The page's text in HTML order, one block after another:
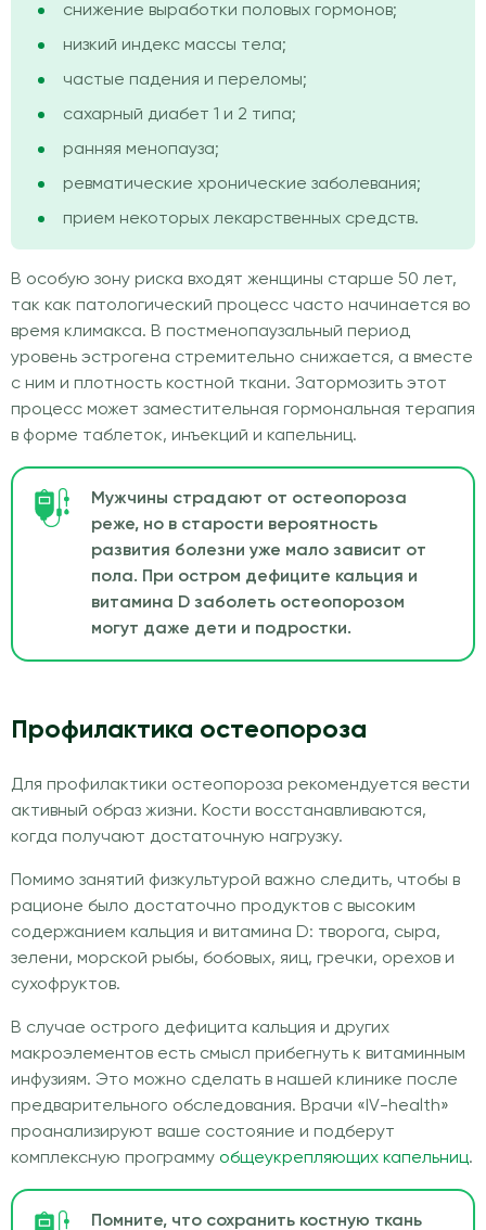
снижение выработки половых гормонов;
низкий индекс массы тела;
частые падения и переломы;
сахарный диабет 1 и 2 типа;
ранняя менопауза;
ревматические хронические заболевания;
прием некоторых лекарственных средств.
В особую зону риска входят женщины старше 50 лет,
так как патологический процесс часто начинается во
время климакса. В постменопаузальный период
уровень эстрогена стремительно снижается, а вместе
с ним и плотность костной ткани. Затормозить этот
процесс может заместительная гормональная терапия
в форме таблеток, инъекций и капельниц.
Мужчины страдают от остеопороза
реже, но в старости вероятность
развития болезни уже мало зависит от
пола. При остром дефиците кальция и
витамина D заболеть остеопорозом
могут даже дети и подростки.
Профилактика остеопороза
Для профилактики остеопороза рекомендуется вести
активный образ жизни. Кости восстанавливаются,
когда получают достаточную нагрузку.
Помимо занятий физкультурой важно следить, чтобы в
рационе было достаточно продуктов с высоким
содержанием кальция и витамина D: творога, сыра,
зелени, морской рыбы, бобовых, яиц, гречки, орехов и
сухофруктов.
В случае острого дефицита кальция и других
макроэлементов есть смысл прибегнуть к витаминным
инфузиям. Это можно сделать в нашей клинике после
предварительного обследования. Врачи «IV-health»
проанализируют ваше состояние и подберут
комплексную программу общеукрепляющих капельниц.
Помните, что сохранить костную ткань